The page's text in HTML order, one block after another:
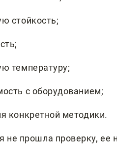
стойкость;
температуру;
с оборудованием;
конкретной методики.
не прошла проверку, ее